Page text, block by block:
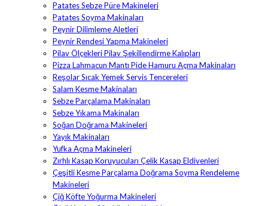
Patates Sebze Püre Makineleri
Patates Soyma Makinaları
Peynir Dilimleme Aletleri
Peynir Rendesi Yapma Makineleri
Pilav Ölçekleri Pilav Şekillendirme Kalıpları
Pizza Lahmacun Mantı Pide Hamuru Açma Makinaları
Reşolar Sıcak Yemek Servis Tencereleri
Salam Kesme Makinaları
Sebze Parçalama Makinaları
Sebze Yıkama Makinaları
Soğan Doğrama Makineleri
Yayık Makinaları
Yufka Açma Makineleri
Zırhlı Kasap Koruyucuları Çelik Kasap Eldivenleri
Çeşitli Kesme Parçalama Doğrama Soyma Rendeleme
Makineleri
Çiğ Köfte Yoğurma Makineleri